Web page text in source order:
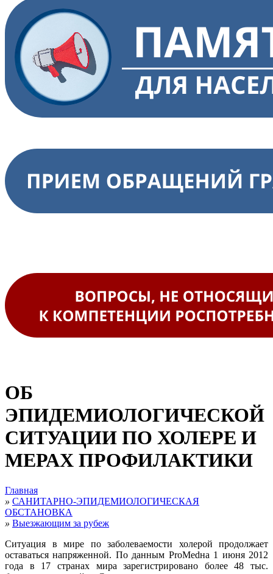
ОБ
ЭПИДЕМИОЛОГИЧЕСКОЙ
СИТУАЦИИ ПО ХОЛЕРЕ И
МЕРАХ ПРОФИЛАКТИКИ
Главная
» САНИТАРНО-ЭПИДЕМИОЛОГИЧЕСКАЯ
ОБСТАНОВКА
» Выезжающим за рубеж
Ситуация в мире по заболеваемости холерой продолжает
оставаться напряженной. По данным ProMedна 1 июня 2012
года в 17 странах мира зарегистрировано более 48 тыс.